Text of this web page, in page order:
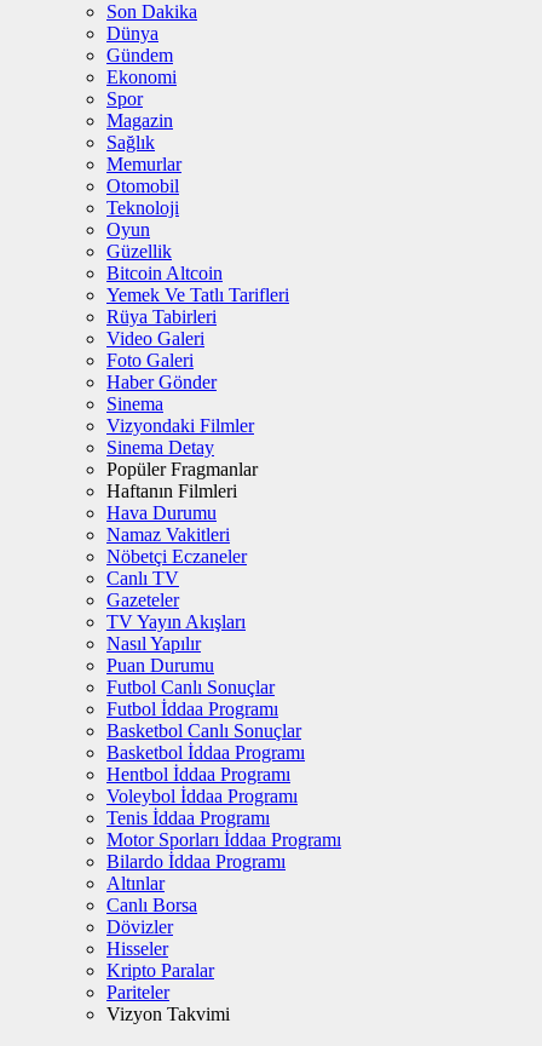
Son Dakika
Dünya
Gündem
Ekonomi
Spor
Magazin
Sağlık
Memurlar
Otomobil
Teknoloji
Oyun
Güzellik
Bitcoin Altcoin
Yemek Ve Tatlı Tarifleri
Rüya Tabirleri
Video Galeri
Foto Galeri
Haber Gönder
Sinema
Vizyondaki Filmler
Sinema Detay
Popüler Fragmanlar
Haftanın Filmleri
Hava Durumu
Namaz Vakitleri
Nöbetçi Eczaneler
Canlı TV
Gazeteler
TV Yayın Akışları
Nasıl Yapılır
Puan Durumu
Futbol Canlı Sonuçlar
Futbol İddaa Programı
Basketbol Canlı Sonuçlar
Basketbol İddaa Programı
Hentbol İddaa Programı
Voleybol İddaa Programı
Tenis İddaa Programı
Motor Sporları İddaa Programı
Bilardo İddaa Programı
Altınlar
Canlı Borsa
Dövizler
Hisseler
Kripto Paralar
Pariteler
Vizyon Takvimi